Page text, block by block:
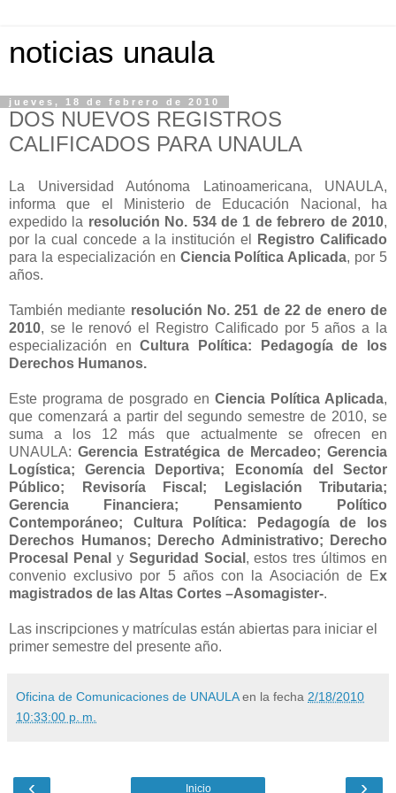
noticias unaula
jueves, 18 de febrero de 2010
DOS NUEVOS REGISTROS
CALIFICADOS PARA UNAULA
La Universidad Autónoma Latinoamericana, UNAULA,
informa que el Ministerio de Educación Nacional, ha
expedido la resolución No. 534 de 1 de febrero de 2010,
por la cual concede a la institución el
Registro Calificado
para la especialización en Ciencia Política Aplicada, por 5
años.
También mediante resolución No. 251 de 22 de enero de
2010, se le renovó el Registro Calificado por 5 años a la
especialización enCultura Política: Pedagogía de los
Derechos Humanos.
Este programa de posgrado en Ciencia Política Aplicada,
que comenzará a partir del segundo semestre de 2010, se
suma a los 12 más que actualmente se ofrecen en
UNAULA:Gerencia Estratégica de Mercadeo; Gerencia
Logística; Gerencia Deportiva; Economía del Sector
Público; Revisoría Fiscal; Legislación Tributaria;
Gerencia Financiera; Pensamiento Político
Contemporáneo; Cultura Política: Pedagogía de los
Derechos Humanos; Derecho Administrativo; Derecho
Procesal Penal ySeguridad Social , estos tres últimos en
convenio exclusivo por 5 años con la Asociación de Ex
magistrados de las Altas Cortes –Asomagister-.
Las inscripciones y matrículas están abiertas para iniciar el
primer semestre del presente año.
Oficina de Comunicaciones de UNAULA en la fecha 2/18/2010
10:33:00 p. m.
‹ ›
Inicio